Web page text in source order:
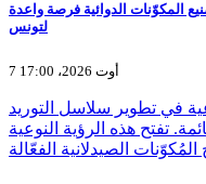
المكوّنات الدوائية فرصة واعدة
لتونس
7 أوت 2026، 17:00
في تطوير سلاسل التوريد
تفتح هذه الرؤية النوعية